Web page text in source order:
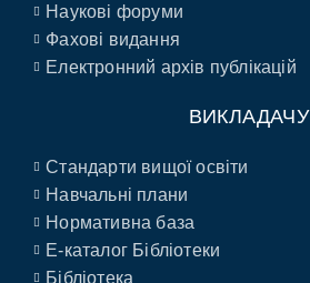
Наукові форуми
Фахові видання
Електронний архів публікацій
ВИКЛАДАЧУ
Стандарти вищої освіти
Навчальні плани
Нормативна база
E-каталог Бібліотеки
Бібліотека